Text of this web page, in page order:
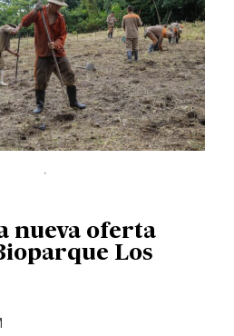
nueva oferta
Los